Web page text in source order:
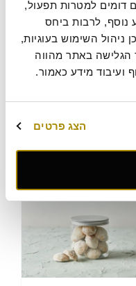
ועיבוד מידע כאמור.
הצג פרטים
סבלה שוקולד לבן
חלבי